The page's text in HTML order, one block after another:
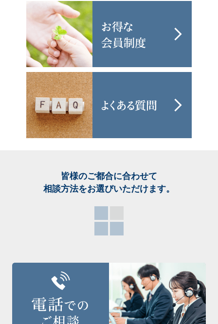
皆様のご都合に合わせて
相談方法をお選びいただけます。